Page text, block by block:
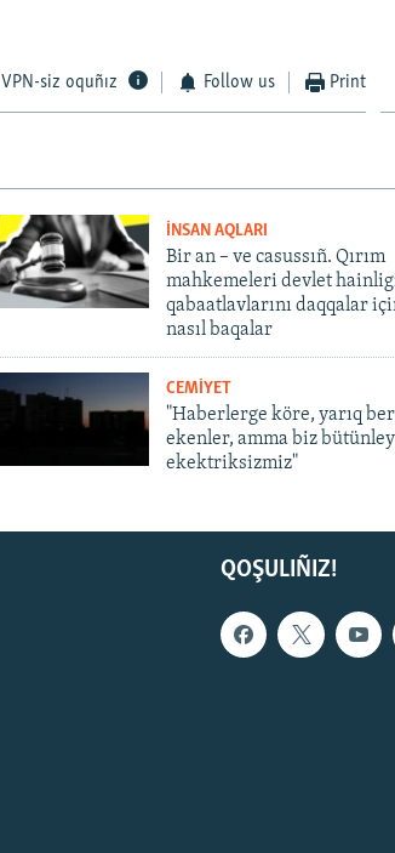
VPN-siz oquñız Follow us Print
İNSAN AQLARI
Bir an – ve casussıñ. Qırım
mahkemeleri devlet
qabaatlavlarını daqqalar
nasıl baqalar
CEMİYET
"Haberlerge köre, yarıq
ekenler, amma biz bütünley
ekektriksizmiz"
QOŞULIÑIZ!